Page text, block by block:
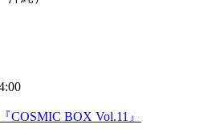
BOX Vol.11』